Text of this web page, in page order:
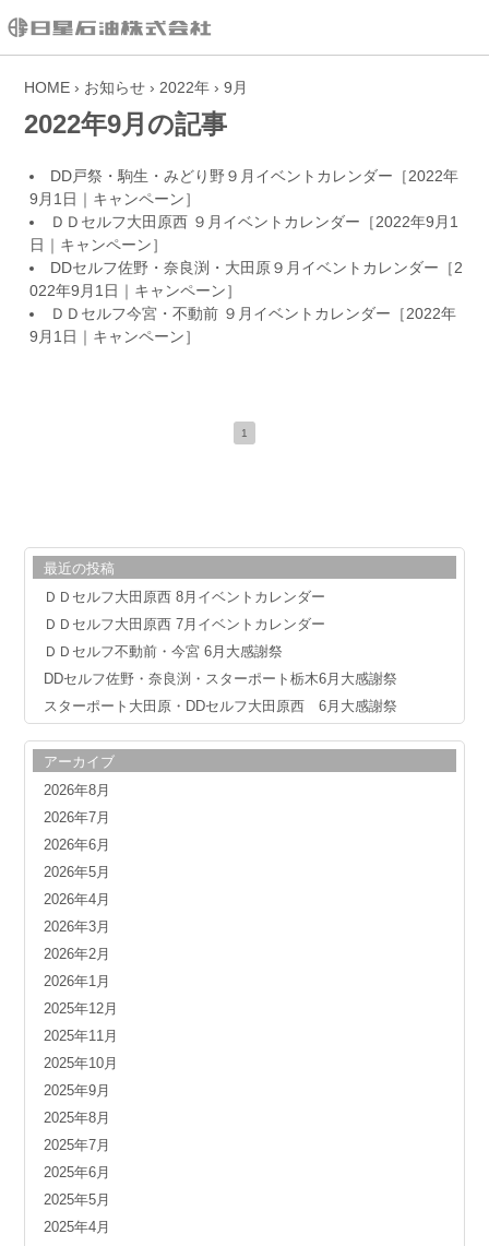
HOME › お知らせ › 2022年 ›9月
2022年9月の記事
DD戸祭・駒生・みどり野９月イベントカレンダー ［2022年
9月1日｜ キャンペーン］
ＤＤセルフ大田原西 ９月イベントカレンダー ［2022年9月1
日｜ キャンペーン］
DDセルフ佐野・奈良渕・大田原９月イベントカレンダー ［2
022年9月1日｜ キャンペーン］
ＤＤセルフ今宮・不動前 ９月イベントカレンダー ［2022年
9月1日｜ キャンペーン］
1
最近の投稿
ＤＤセルフ大田原西 8月イベントカレンダー
ＤＤセルフ大田原西 7月イベントカレンダー
ＤＤセルフ不動前・今宮 6月大感謝祭
DDセルフ佐野・奈良渕・スターポート栃木6月大感謝祭
スターポート大田原・DDセルフ大田原西 6月大感謝祭
アーカイブ
2026年8月
2026年7月
2026年6月
2026年5月
2026年4月
2026年3月
2026年2月
2026年1月
2025年12月
2025年11月
2025年10月
2025年9月
2025年8月
2025年7月
2025年6月
2025年5月
2025年4月